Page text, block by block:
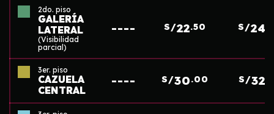
2do. piso
GALERÍA
LATERAL
(Visibilidad
parcial)
---- S/22.50 S/24
3er. piso
CAZUELA
CENTRAL
---- S/30.00 S/32